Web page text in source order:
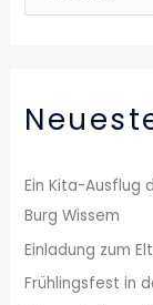
u
e
h
:
Ein Kita-Ausflug
Burg Wissem
Einladung zum
Frühlingsfest in